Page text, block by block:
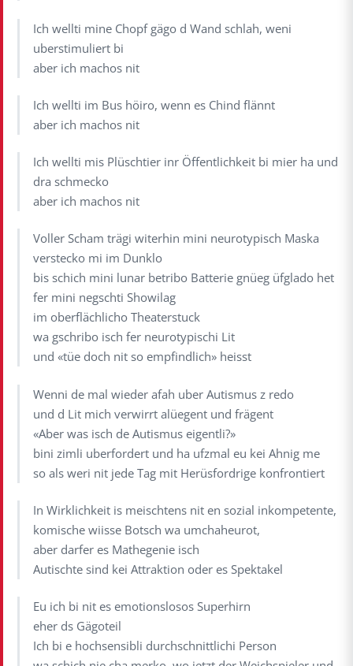
Ich wellti mine Chopf gägo d Wand schlah, weni
uberstimuliert bi
aber ich machos nit
Ich wellti im Bus höiro, wenn es Chind flännt
aber ich machos nit
Ich wellti mis Plüschtier inr Öffentlichkeit bi mier ha und
dra schmecko
aber ich machos nit
Voller Scham trägi witerhin mini neurotypisch Maska
verstecko mi im Dunklo
bis schich mini lunar betribo Batterie gnüeg üfglado het
fer mini negschti Showilag
im oberflächlicho Theaterstuck
wa gschribo isch fer neurotypischi Lit
und «tüe doch nit so empfindlich» heisst
Wenni de mal wieder afah uber Autismus z redo
und d Lit mich verwirrt alüegent und frägent
«Aber was isch de Autismus eigentli?»
bini zimli uberfordert und ha ufzmal eu kei Ahnig me
so als weri nit jede Tag mit Herüsfordrige konfrontiert
In Wirklichkeit is meischtens nit en sozial inkompetente,
komische wiisse Botsch wa umchaheurot,
aber darfer es Mathegenie isch
Autischte sind kei Attraktion oder es Spektakel
Eu ich bi nit es emotionslosos Superhirn
eher ds Gägoteil
Ich bi e hochsensibli durchschnittlichi Person